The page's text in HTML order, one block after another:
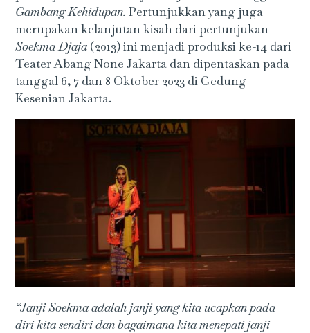
Gambang Kehidupan.Pertunjukkan yang juga
merupakan kelanjutan kisah dari pertunjukan
Soekma Djaja (2013) ini menjadi produksi ke-14 dari
Teater Abang None Jakarta dan dipentaskan pada
tanggal 6, 7 dan 8 Oktober 2023 di Gedung
Kesenian Jakarta.
“Janji Soekma adalah janji yang kita ucapkan pada
diri kita sendiri dan bagaimana kita menepati janji